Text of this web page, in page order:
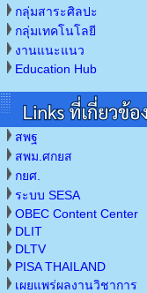
กลุ่มสาระศิลปะ
กลุ่มเทคโนโลยี
งานแนะแนว
Education Hub
สพฐ
สพม.ศกยส
กยศ.
ระบบ SESA
OBEC Content Center
DLIT
DLTV
PISA THAILAND
เผยแพร่ผลงานวิชาการ